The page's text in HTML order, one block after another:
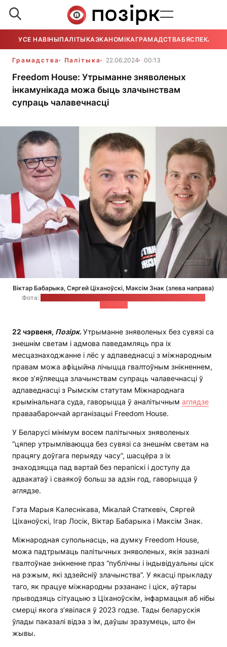
УСЕ НАВІНЫПАЛІТЫКАЭКАНОМІКАГРАМАДСТВАБЯСПЕКА
Грамадства Палітыка 22.06.2024 00:13
Freedom House: Утрыманне зняволеных
інкамунікада можа быць злачынствам
супраць чалавечнасці
Віктар Бабарыка, Сяргей Ціханоўскі, Максім Знак (злева направа)
Фота:
22 чэрвеня, Позірк. Утрыманне зняволеных без сувязі са
знешнім светам і адмова паведамляць пра іх
месцазнаходжанне і лёс у адпаведнасці з міжнародным
правам можа афіцыйна лічыцца гвалтоўным знікненнем,
якое з’яўляецца злачынствам супраць чалавечнасці ў
адпаведнасці з Рымскім статутам Міжнароднага
крымінальнага суда, гаворыцца ў аналітычным аглядзе
праваабарончай арганізацыі Freedom House.
У Беларусі мінімум восем палітычных зняволеных
“цяпер утрымліваюцца без сувязі са знешнім светам на
працягу доўгага перыяду часу”, шасцёра з іх
знаходзяцца пад вартай без перапіскі і доступу да
адвакатаў і сваякоў больш за адзін год, гаворыцца ў
аглядзе.
Гэта Марыя Калеснікава, Мікалай Статкевіч, Сяргей
Ціханоўскі, Ігар Лосік, Віктар Бабарыка і Максім Знак.
Міжнародная супольнасць, на думку Freedom House,
можа падтрымаць палітычных зняволеных, якія зазналі
гвалтоўнае знікненне праз “публічны і індывідуальны ціск
на рэжым, які здзейсніў злачынства”. У якасці прыкладу
таго, як працуе міжнародны рэзананс і ціск, аўтары
прыводзяць сітуацыю з Ціханоўскім, інфармацыя аб нібы
смерці якога з’явілася ў 2023 годзе. Тады беларускія
ўлады паказалі відэа з ім, даўшы зразумець, што ён
жывы.